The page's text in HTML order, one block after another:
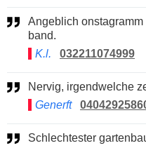
Angeblich onstagramm geschäftsführung. ansage vom
band.
K.l.
032211074999
Nervig, irgendwelche
Generft
Schlechtester